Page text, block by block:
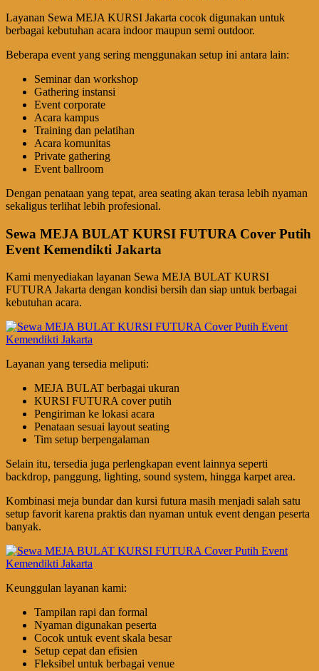
Layanan Sewa MEJA KURSI Jakarta cocok digunakan untuk
berbagai kebutuhan acara indoor maupun semi outdoor.
Beberapa event yang sering menggunakan setup ini antara lain:
Seminar dan workshop
Gathering instansi
Event corporate
Acara kampus
Training dan pelatihan
Acara komunitas
Private gathering
Event ballroom
Dengan penataan yang tepat, area seating akan terasa lebih nyaman
sekaligus terlihat lebih profesional.
Sewa MEJA BULAT KURSI FUTURA Cover Putih
Event Kemendikti Jakarta
Kami menyediakan layanan Sewa MEJA BULAT KURSI
FUTURA Jakarta dengan kondisi bersih dan siap untuk berbagai
kebutuhan acara.
Layanan yang tersedia meliputi:
MEJA BULAT berbagai ukuran
KURSI FUTURA cover putih
Pengiriman ke lokasi acara
Penataan sesuai layout seating
Tim setup berpengalaman
Selain itu, tersedia juga perlengkapan event lainnya seperti
backdrop, panggung, lighting, sound system, hingga karpet area.
Kombinasi meja bundar dan kursi futura masih menjadi salah satu
setup favorit karena praktis dan nyaman untuk event dengan peserta
banyak.
Keunggulan layanan kami:
Tampilan rapi dan formal
Nyaman digunakan peserta
Cocok untuk event skala besar
Setup cepat dan efisien
Fleksibel untuk berbagai venue